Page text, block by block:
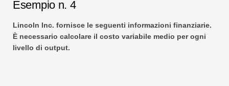
Esempio n. 4
Lincoln Inc. fornisce le seguenti informazioni finanziarie.
È necessario calcolare il costo variabile medio per ogni
livello di output.